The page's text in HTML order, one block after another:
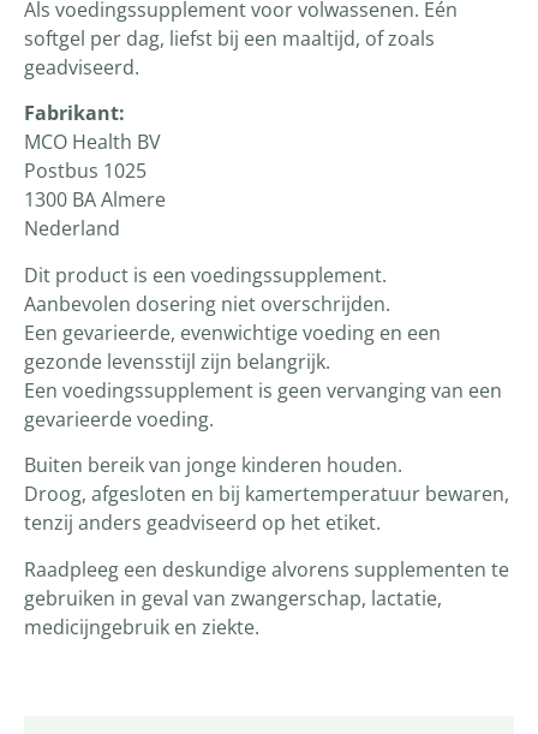
Als voedingssupplement voor volwassenen. Eén
softgel per dag, liefst bij een maaltijd, of zoals
geadviseerd.
Fabrikant:
MCO Health BV
Postbus 1025
1300 BA Almere
Nederland
Dit product is een voedingssupplement.
Aanbevolen dosering niet overschrijden.
Een gevarieerde, evenwichtige voeding en een
gezonde levensstijl zijn belangrijk.
Een voedingssupplement is geen vervanging van een
gevarieerde voeding.
Buiten bereik van jonge kinderen houden.
Droog, afgesloten en bij kamertemperatuur bewaren,
tenzij anders geadviseerd op het etiket.
Raadpleeg een deskundige alvorens supplementen te
gebruiken in geval van zwangerschap, lactatie,
medicijngebruik en ziekte.